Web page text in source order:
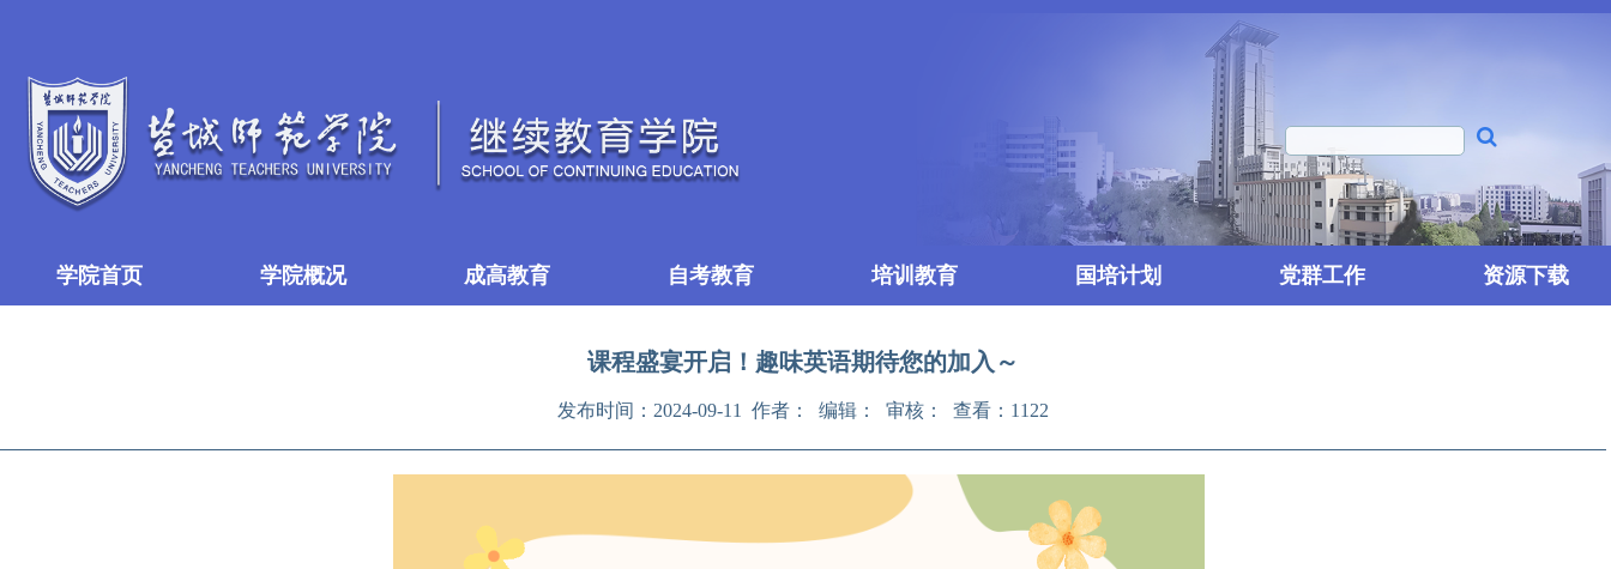
学院首页 学院概况 成高教育 自考教育 培训教育 国培计划 党群工作 资源下载
课程盛宴开启！趣味英语期待您的加入～
发布时间：2024-09-11 作者： 编辑： 审核： 查看： 1122